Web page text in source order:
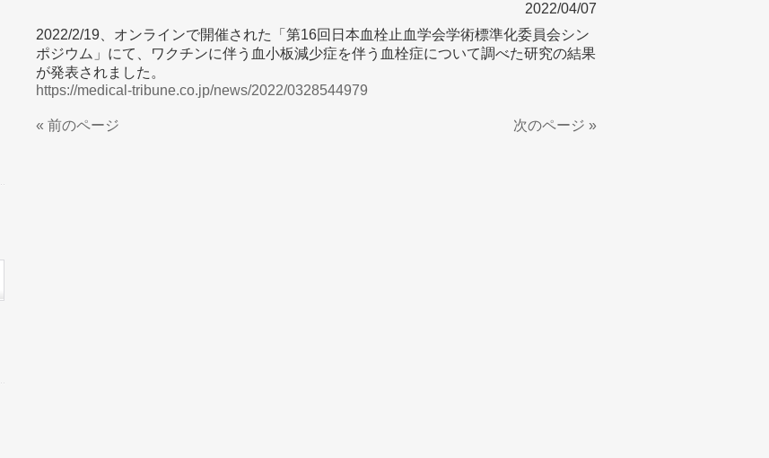
2022/04/07
2022/2/19、オンラインで開催された「第16回日本血栓止血学会学術標準化委員会シン
ポジウム」にて、ワクチンに伴う血小板減少症を伴う血栓症について調べた研究の結果
が発表されました。
https://medical-tribune.co.jp/news/2022/0328544979
« 前のページ 次のページ »